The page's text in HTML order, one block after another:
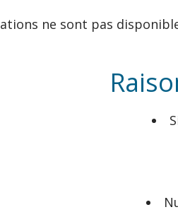
ne sont pas